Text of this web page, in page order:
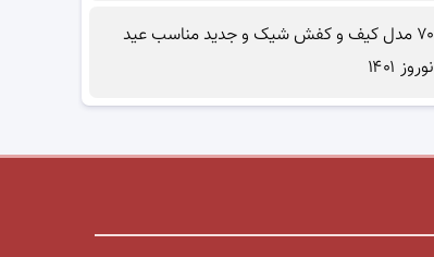
۷۰ مدل کیف و کفش شیک و جدید مناسب عید
نوروز ۱۴۰۱